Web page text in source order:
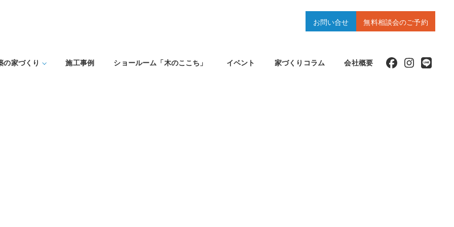
お問い合せ 無料相談会のご予約
の家づくり 施工事例 ショールーム「木のここち」 イベント 家づくりコラム 会社概要